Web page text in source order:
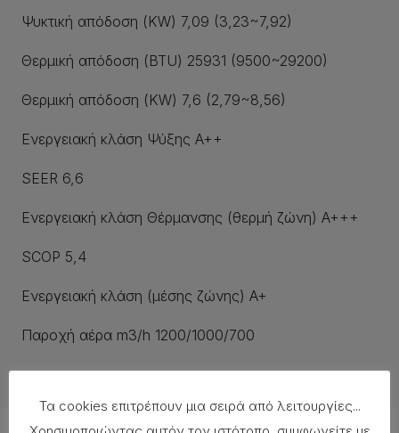
Ψυκτική απόδοση (KW) 7,09 (3,23~7,92)
Θερμική απόδοση (BTU) 25931 (9500~29200)
Θερμική απόδοση (KW) 7,6 (2,79~8,56)
Ενεργειακή κλάση Ψύξης A++
SEER 6,6
Ενεργειακή κλάση Θέρμανσης (θερμή ζώνη) A+++
SCOP 5,4
Ενεργειακή κλάση (μέσης ζώνης) A+
Παροχή αέρα m3/h 1200/1000/700
Τα cookies επιτρέπουν μια σειρά από λειτουργίες...